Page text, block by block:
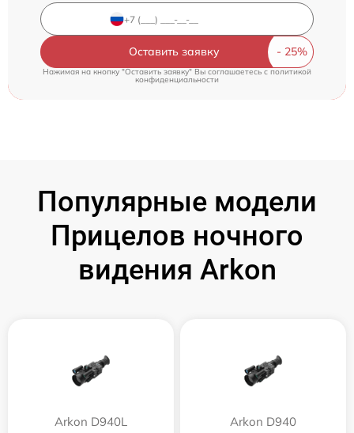
Оставить заявку
Нажимая на кнопку "Оставить заявку" Вы соглашаетесь c политикой
конфиденциальности
Популярные модели
Прицелов ночного
видения Arkon
Arkon D940L Arkon D940